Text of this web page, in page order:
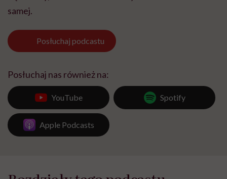
samej.
Posłuchaj podcastu
Posłuchaj nas również na:
YouTube Spotify
Apple Podcasts